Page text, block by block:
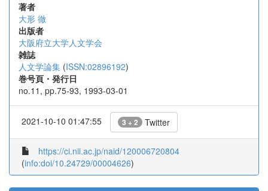
著者
大形 徹
出版者
大阪府立大学人文学会
雑誌
人文学論集 (ISSN:02896192)
巻号頁・発行日
no.11, pp.75-93, 1993-03-01
2021-10-10 01:47:55 3 + 2 Twitter
https://ci.nii.ac.jp/naid/120006720804
(info:doi/10.24729/00004626)